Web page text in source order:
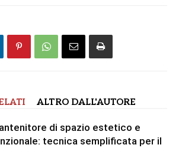
ALTRO DALL'AUTORE
di spazio estetico e
tecnica semplificata per il